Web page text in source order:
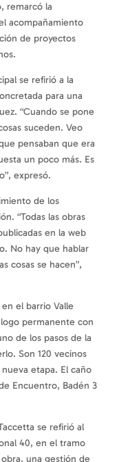
remarcó la
acompañamiento
de proyectos
se refirió a la
para una
“Cuando se pone
suceden. Veo
pensaban que era
un poco más. Es
expresó.
de los
“Todas las obras
en la web
No hay que hablar
cosas se hacen”,
el barrio Valle
permanente con
de los pasos de la
Son 120 vecinos
etapa. El caño
Encuentro, Badén 3
se refirió al
40, en el tramo
obra, una gestión de